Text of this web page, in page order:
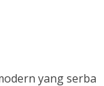
yang serba